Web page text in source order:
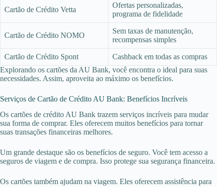
Cartão de Crédito Vetta
Ofertas personalizadas,
programa de fidelidade
Cartão de Crédito NOMO
Sem taxas de manutenção,
recompensas simples
Cartão de Crédito Spont
Cashback em todas as compras
Explorando os cartões da AU Bank, você encontra o ideal para suas
necessidades. Assim, aproveita ao máximo os benefícios.
Serviços de Cartão de Crédito AU Bank: Benefícios Incríveis
Os cartões de crédito AU Bank trazem serviços incríveis para mudar
sua forma de comprar. Eles oferecem muitos benefícios para tornar
suas transações financeiras melhores.
Um grande destaque são os benefícios de seguro. Você tem acesso a
seguros de viagem e de compra. Isso protege sua segurança financeira.
Os cartões também ajudam na viagem. Eles oferecem assistência para